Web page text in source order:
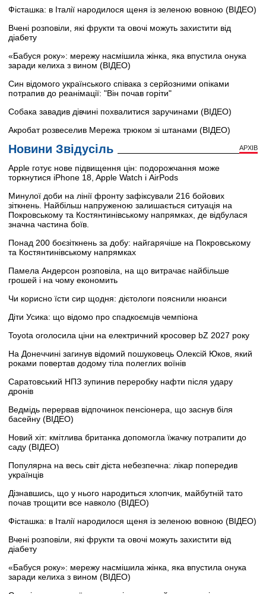
Фісташка: в Італії народилося щеня із зеленою вовною (ВІДЕО)
Вчені розповіли, які фрукти та овочі можуть захистити від
діабету
«Бабуся року»: мережу насмішила жінка, яка впустила онука
заради келиха з вином (ВІДЕО)
Син відомого українського співака з серйозними опіками
потрапив до реанімації: "Він почав горіти"
Собака завадив дівчині похвалитися заручинами (ВІДЕО)
Акробат розвеселив Мережа трюком зі штанами (ВІДЕО)
Новини Звідусіль АРХІВ
Apple готує нове підвищення цін: подорожчання може
торкнутися iPhone 18, Apple Watch і AirPods
Минулої доби на лінії фронту зафіксували 216 бойових
зіткнень. Найбільш напруженою залишається ситуація на
Покровському та Костянтинівському напрямках, де відбулася
значна частина боїв.
Понад 200 боєзіткнень за добу: найгарячіше на Покровському
та Костянтинівському напрямках
Памела Андерсон розповіла, на що витрачає найбільше
грошей і на чому економить
Чи корисно їсти сир щодня: дієтологи пояснили нюанси
Діти Усика: що відомо про спадкоємців чемпіона
Toyota оголосила ціни на електричний кросовер bZ 2027 року
На Донеччині загинув відомий пошуковець Олексій Юков, який
роками повертав додому тіла полеглих воїнів
Саратовський НПЗ зупинив переробку нафти після удару
дронів
Ведмідь перервав відпочинок пенсіонера, що заснув біля
басейну (ВІДЕО)
Новий хіт: кмітлива британка допомогла їжачку потрапити до
саду (ВІДЕО)
Популярна на весь світ дієта небезпечна: лікар попередив
українців
Дізнавшись, що у нього народиться хлопчик, майбутній тато
почав трощити все навколо (ВІДЕО)
Фісташка: в Італії народилося щеня із зеленою вовною (ВІДЕО)
Вчені розповіли, які фрукти та овочі можуть захистити від
діабету
«Бабуся року»: мережу насмішила жінка, яка впустила онука
заради келиха з вином (ВІДЕО)